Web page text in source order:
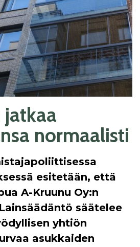
normaalisti
esitetään, että
A-Kruunu Oy:n
säätelee
yhtiön
asukkaiden